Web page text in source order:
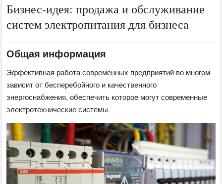
Бизнес-идея: продажа и обслуживание
систем электропитания для бизнеса
Общая информация
Эффективная работа современных предприятий во многом
зависит от бесперебойного и качественного
энергоснабжения, обеспечить которое могут современные
электротехнические системы.